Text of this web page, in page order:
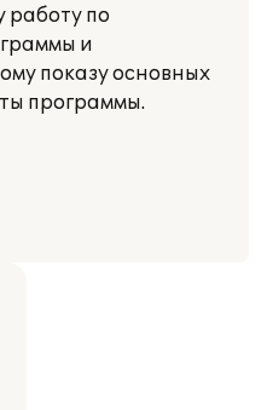
работу по
и
показу основных
программы.